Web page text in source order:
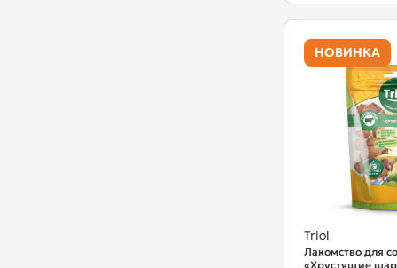
НОВИНКА
Triol
Лакомство для
«Хрустящие